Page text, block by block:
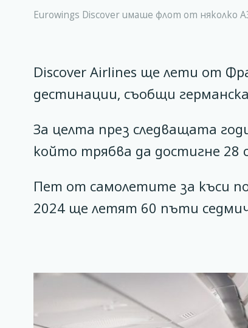
Eurowings Discover имаше флот от няколко
Discover Airlines ще лети от
дестинации, съобщи
За целта през следващата
който трябва да достигне 28
Пет от самолетите за къси
2024 ще летят 60 пъти